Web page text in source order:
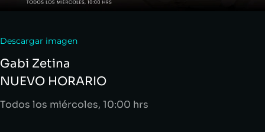
Descargar imagen
Gabi Zetina
NUEVO HORARIO
Todos los miércoles, 10:00 hrs